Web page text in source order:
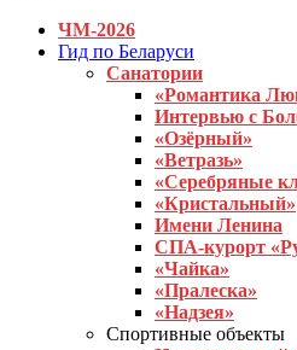
ЧМ-2026
Гид по Беларуси
Санатории
«Романтика
Интервью с
«Озёрный»
«Ветразь»
«Серебряные
«Кристальный»
Имени Ленина
СПА-курорт
«Чайка»
«Пралеска»
«Надзея»
Спортивные объекты